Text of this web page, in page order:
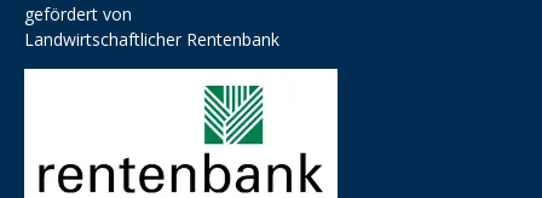
gefördert von
Landwirtschaftlicher Rentenbank